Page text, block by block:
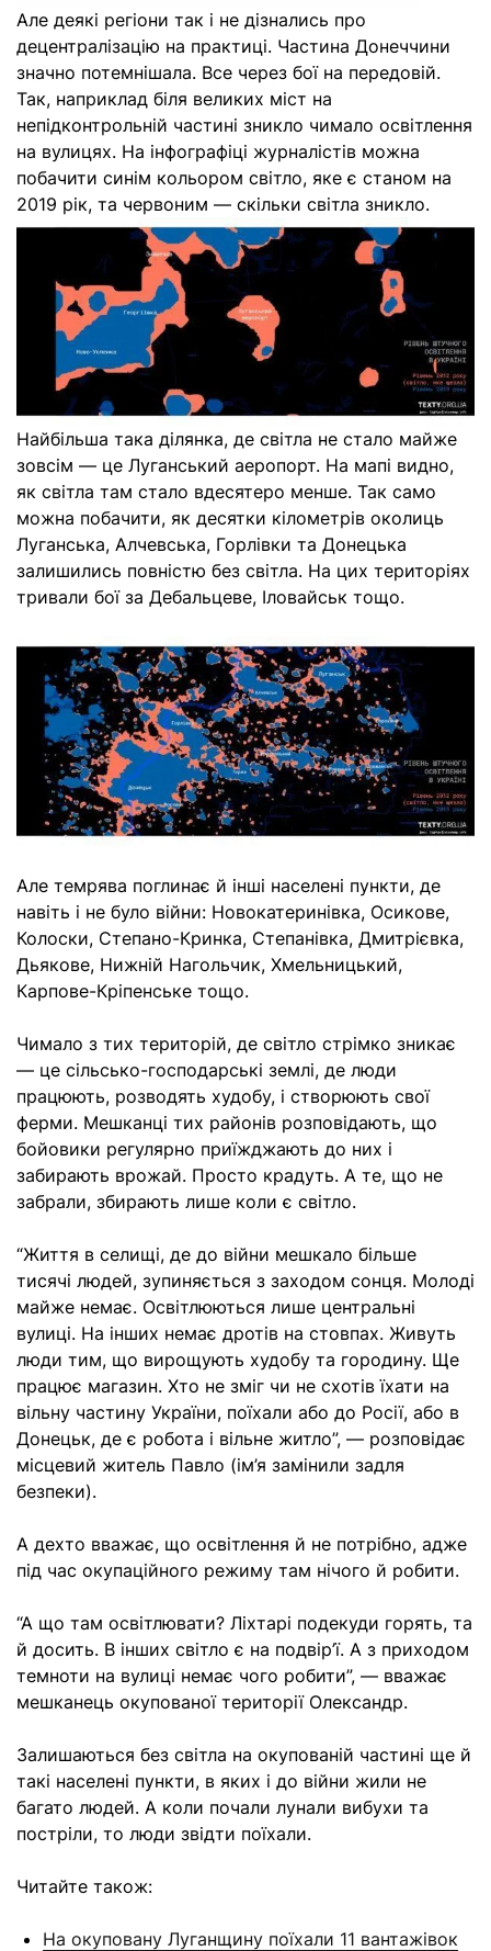
Але деякі регіони так і не дізнались про
децентралізацію на практиці. Частина Донеччини
значно потемнішала. Все через бої на передовій.
Так, наприклад біля великих міст на
непідконтрольній частині зникло чимало освітлення
на вулицях. На інфографіці журналістів можна
побачити синім кольором світло, яке є станом на
2019 рік, та червоним — скільки світла зникло.
Найбільша така ділянка, де світла не стало майже
зовсім — це Луганський аеропорт. На мапі видно,
як світла там стало вдесятеро менше. Так само
можна побачити, як десятки кілометрів околиць
Луганська, Алчевська, Горлівки та Донецька
залишились повністю без світла. На цих територіях
тривали бої за Дебальцеве, Іловайськ тощо.
Але темрява поглинає й інші населені пункти, де
навіть і не було війни: Новокатеринівка, Осикове,
Колоски, Степано-Кринка, Степанівка, Дмитрієвка,
Дьякове, Нижній Нагольчик, Хмельницький,
Карпове-Кріпенське тощо.
Чимало з тих територій, де світло стрімко зникає
— це сільсько-господарські землі, де люди
працюють, розводять худобу, і створюють свої
ферми. Мешканці тих районів розповідають, що
бойовики регулярно приїжджають до них і
забирають врожай. Просто крадуть. А те, що не
забрали, збирають лише коли є світло.
“Життя в селищі, де до війни мешкало більше
тисячі людей, зупиняється з заходом сонця. Молоді
майже немає. Освітлюються лише центральні
вулиці. На інших немає дротів на стовпах. Живуть
люди тим, що вирощують худобу та городину. Ще
працює магазин. Хто не зміг чи не схотів їхати на
вільну частину України, поїхали або до Росії, або в
Донецьк, де є робота і вільне житло”, — розповідає
місцевий житель Павло (ім’я замінили задля
безпеки).
А дехто вважає, що освітлення й не потрібно, адже
під час окупаційного режиму там нічого й робити.
“А що там освітлювати? Ліхтарі подекуди горять, та
й досить. В інших світло є на подвір’ї. А з приходом
темноти на вулиці немає чого робити”, — вважає
мешканець окупованої території Олександр.
Залишаються без світла на окупованій частині ще й
такі населені пункти, в яких і до війни жили не
багато людей. А коли почали лунали вибухи та
постріли, то люди звідти поїхали.
Читайте також:
На окуповану Луганщину поїхали 11 вантажівок